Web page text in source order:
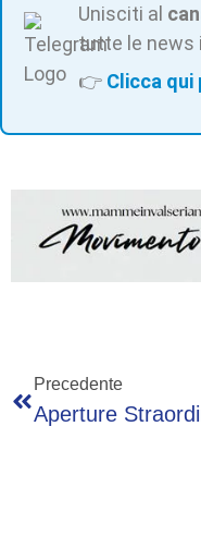
Unisciti al
tutte le news
👉 Clicca qui
Precedente